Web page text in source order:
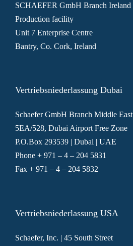
SCHAEFER GmbH Branch Ireland
Production facility
Unit 7 Enterprise Centre
Bantry, Co. Cork, Ireland
Vertriebsniederlassung Dubai
Schaefer GmbH Branch Middle East
5EA/528, Dubai Airport Free Zone
P.O.Box 293539 | Dubai | UAE
Phone + 971 – 4 – 204 5831
Fax + 971 – 4 – 204 5832
Vertriebsniederlassung USA
Schaefer, Inc. | 45 South Street